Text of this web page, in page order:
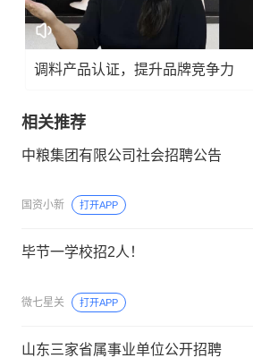
调料产品认证，提升品牌竞争力
相关推荐
中粮集团有限公司社会招聘公告
国资小新 打开APP
毕节一学校招2人！
微七星关 打开APP
山东三家省属事业单位公开招聘